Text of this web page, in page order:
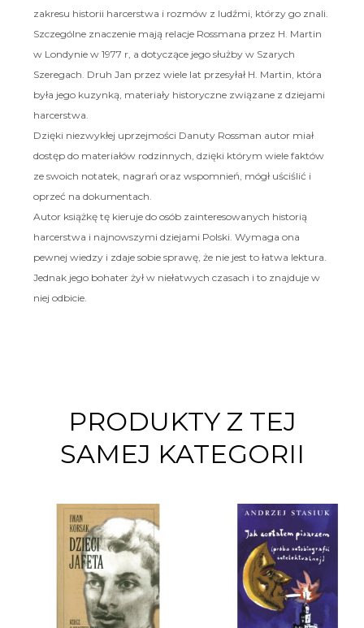
zakresu historii harcerstwa i rozmów z ludźmi, którzy go znali.
Szczególne znaczenie mają relacje Rossmana przez H. Martin
w Londynie w 1977 r, a dotyczące jego służby w Szarych
Szeregach. Druh Jan przez wiele lat przesyłał H. Martin, która
była jego kuzynką, materiały historyczne związane z dziejami
harcerstwa.
Dzięki niezwykłej uprzejmości Danuty Rossman autor miał
dostęp do materiałów rodzinnych, dzięki którym wiele faktów
ze swoich notatek, nagrań oraz wspomnień, mógł uściślić i
oprzeć na dokumentach.
Autor książkę tę kieruje do osób zainteresowanych historią
harcerstwa i najnowszymi dziejami Polski. Wymaga ona
pewnej wiedzy i zdaje sobie sprawę, że nie jest to łatwa lektura.
Jednak jego bohater żył w niełatwych czasach i to znajduje w
niej odbicie.
PRODUKTY Z TEJ
SAMEJ KATEGORII